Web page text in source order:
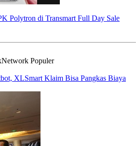
Polytron di Transmart Full Day Sale
Populer
XLSmart Klaim Bisa Pangkas Biaya